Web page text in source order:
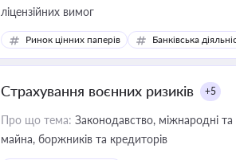
ліцензійних вимог
Ринок цінних паперів Банківська
Страхування воєнних ризиків +5
Про що тема: Законодавство, міжнародні
майна, боржників та кредиторів